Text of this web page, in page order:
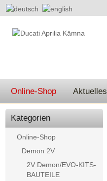
Online-Shop Aktuelles
Kategorien
Online-Shop
Demon 2V
2V Demon/EVO-KITS-
BAUTEILE